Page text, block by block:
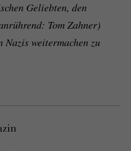
Geliebten, den
Tom Zahner)
Nazis weitermachen zu